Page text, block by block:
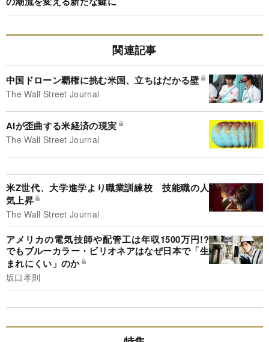
関連記事
中国ドローン覇権に挑む米国、立ちはだかる壁
The Wall Street Journal
AIが歪曲する米経済の現実
The Wall Street Journal
米Z世代、大学進学より職業訓練校 技能職の人
気上昇
The Wall Street Journal
アメリカの電気技師や配管工は年収1500万円!?
でもブルーカラー・ビリオネアはなぜ日本で「生
まれにくい」のか
坂口孝則